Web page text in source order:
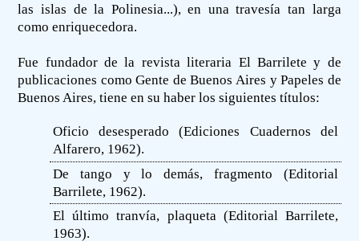
las islas de la Polinesia...), en una travesía tan larga
como enriquecedora.
Fue fundador de la revista literaria El Barrilete y de
publicaciones como Gente de Buenos Aires y Papeles de
Buenos Aires, tiene en su haber los siguientes títulos:
Oficio desesperado (Ediciones Cuadernos del
Alfarero, 1962).
De tango y lo demás, fragmento (Editorial
Barrilete, 1962).
El último tranvía, plaqueta (Editorial Barrilete,
1963).